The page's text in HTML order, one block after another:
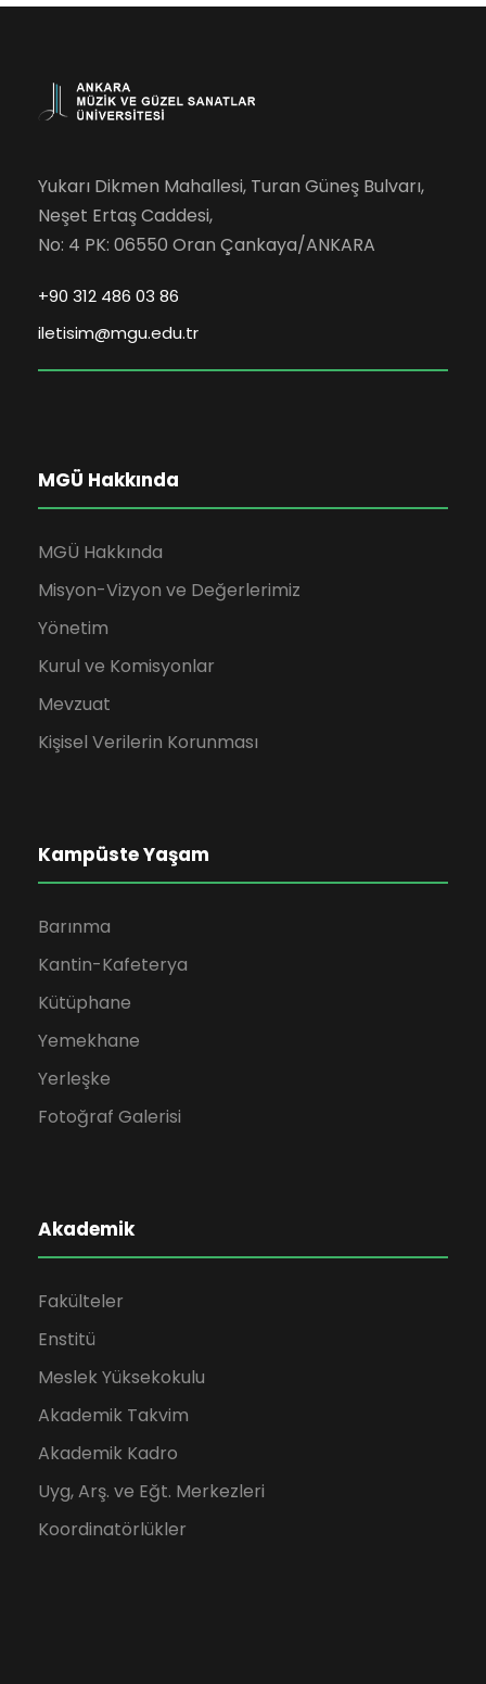
Yukarı Dikmen Mahallesi, Turan Güneş Bulvarı,
Neşet Ertaş Caddesi,
No: 4 PK: 06550 Oran Çankaya/ANKARA
+90 312 486 03 86
iletisim@mgu.edu.tr
MGÜ Hakkında
MGÜ Hakkında
Misyon-Vizyon ve Değerlerimiz
Yönetim
Kurul ve Komisyonlar
Mevzuat
Kişisel Verilerin Korunması
Kampüste Yaşam
Barınma
Kantin-Kafeterya
Kütüphane
Yemekhane
Yerleşke
Fotoğraf Galerisi
Akademik
Fakülteler
Enstitü
Meslek Yüksekokulu
Akademik Takvim
Akademik Kadro
Uyg, Arş. ve Eğt. Merkezleri
Koordinatörlükler